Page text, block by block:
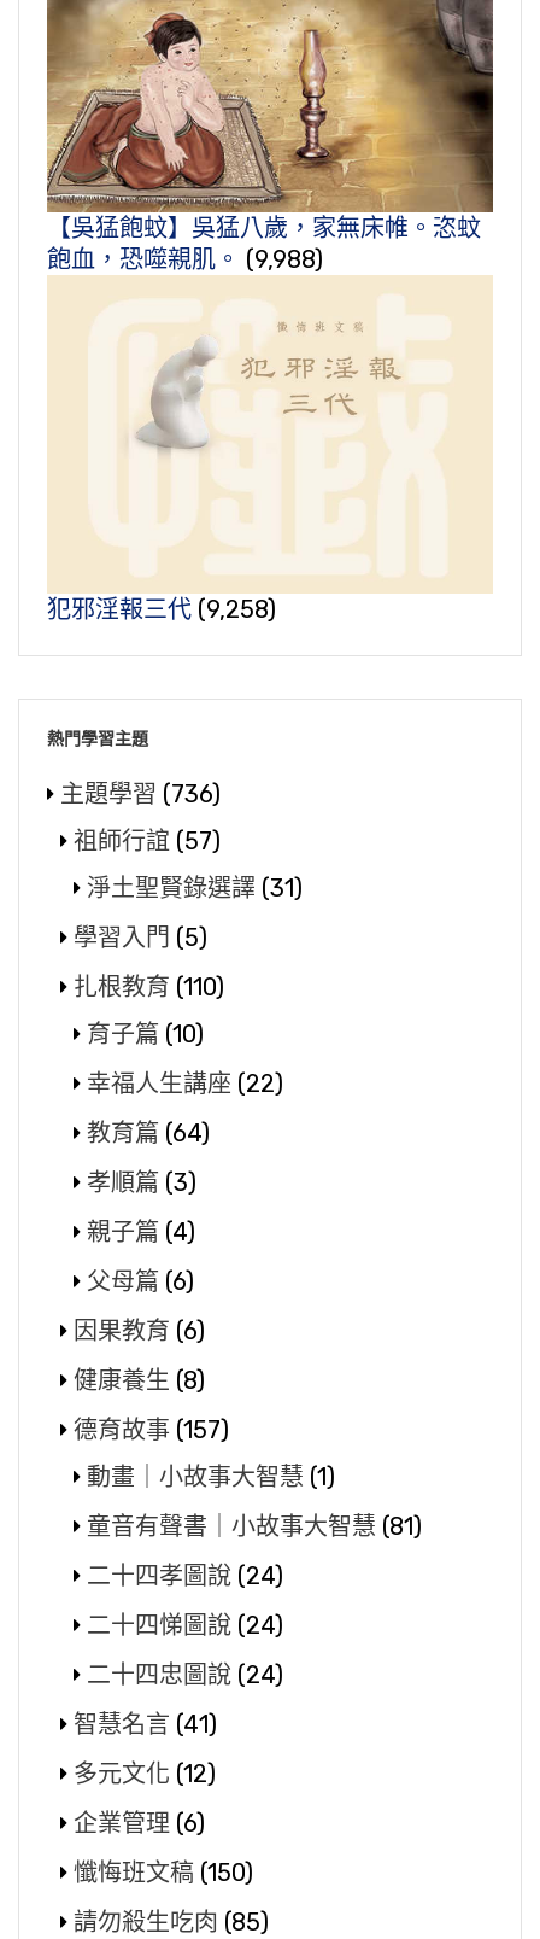
【吳猛飽蚊】吳猛八歲，家無床帷。恣蚊
飽血，恐噬親肌。 (9,988)
犯邪淫報三代 (9,258)
熱門學習主題
主題學習 (736)
祖師行誼 (57)
淨土聖賢錄選譯 (31)
學習入門 (5)
扎根教育 (110)
育子篇 (10)
幸福人生講座 (22)
教育篇 (64)
孝順篇 (3)
親子篇 (4)
父母篇 (6)
因果教育 (6)
健康養生 (8)
德育故事 (157)
動畫｜小故事大智慧 (1)
童音有聲書｜小故事大智慧 (81)
二十四孝圖說 (24)
二十四悌圖說 (24)
二十四忠圖說 (24)
智慧名言 (41)
多元文化 (12)
企業管理 (6)
懺悔班文稿 (150)
請勿殺生吃肉 (85)